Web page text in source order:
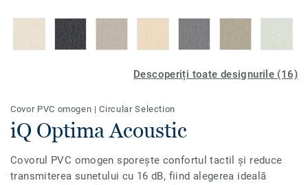
Descoperiți toate designurile (16)
Covor PVC omogen |Circular Selection
iQ Optima Acoustic
Covorul PVC omogen sporește confortul tactil și reduce
transmiterea sunetului cu 16 dB, fiind alegerea ideală